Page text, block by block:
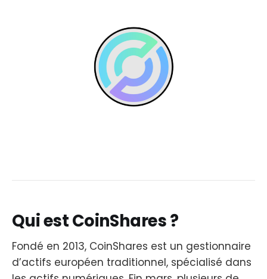
Qui est CoinShares ?
Fondé en 2013, CoinShares est un gestionnaire
d’actifs européen traditionnel, spécialisé dans